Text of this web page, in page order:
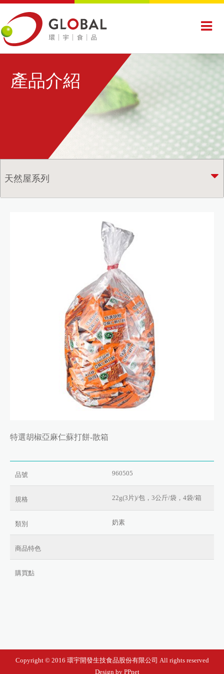
產品介紹
天然屋系列
特選胡椒亞麻仁蘇打餅-散箱
品號 960505
規格 22g(3片)/包，3公斤/袋，4袋/箱
類別 奶素
商品特色
購買點
Copyright © 2016 環宇開發生技食品股份有限公司 All rights reserved
Design by PPnet